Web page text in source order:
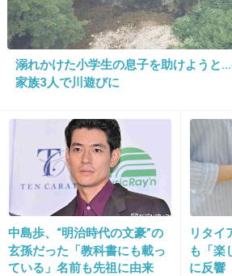
globeはFACEが好き
+61
24. 匿名2012/12/22(土) 08:25:42
この時期ってV系も流行った
私はLUNA SEA大好きだったな
溺れかけた小学生の息子を助けようと
家族3人で川遊びに
中島歩、“明治時代の文豪”の
玄孫だった「教科書にも載っ
ている」名前も先祖に由来
リタイ
も「楽
に反響